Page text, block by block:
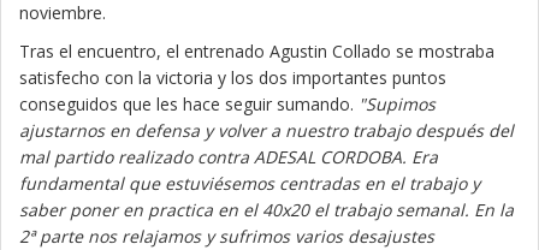
noviembre.
Tras el encuentro, el entrenado Agustin Collado se mostraba
satisfecho con la victoria y los dos importantes puntos
conseguidos que les hace seguir sumando. "Supimos
ajustarnos en defensa y volver a nuestro trabajo después del
mal partido realizado contra ADESAL CORDOBA. Era
fundamental que estuviésemos centradas en el trabajo y
saber poner en practica en el 40x20 el trabajo semanal. En la
2ª parte nos relajamos y sufrimos varios desajustes